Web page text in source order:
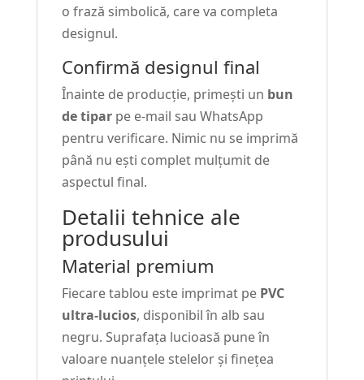
o frază simbolică, care va completa
designul.
Confirmă designul final
Înainte de producție, primești un bun
de tiparpe e-mail sau WhatsApp
pentru verificare. Nimic nu se imprimă
până nu ești complet mulțumit de
aspectul final.
Detalii tehnice ale
produsului
Material premium
Fiecare tablou este imprimat pe PVC
ultra-lucios, disponibil în alb sau
negru. Suprafața lucioasă pune în
valoare nuanțele stelelor și finețea